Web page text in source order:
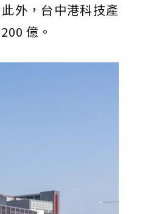
外，台中港科技產
億。